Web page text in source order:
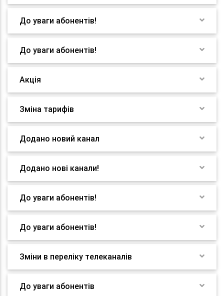
До уваги абонентів!
До уваги абонентів!
Акція
Зміна тарифів
Додано новий канал
Додано нові канали!
До уваги абонентів!
До уваги абонентів!
Зміни в переліку телеканалів
До уваги абонентів